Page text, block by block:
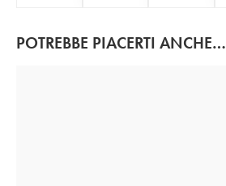
POTREBBE PIACERTI ANCHE…